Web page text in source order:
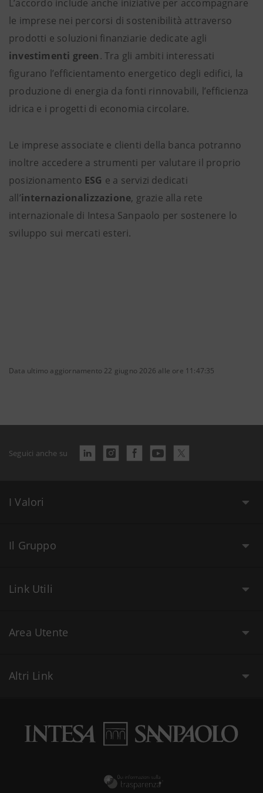
L’accordo include anche iniziative per accompagnare
le imprese nei percorsi di sostenibilità attraverso
prodotti e soluzioni finanziarie dedicate agli
investimenti green. Tra gli ambiti interessati
figurano l’efficientamento energetico degli edifici, la
produzione di energia da fonti rinnovabili, l’efficienza
idrica e i progetti di economia circolare.
Le imprese associate e clienti della banca potranno
inoltre accedere a strumenti per valutare il proprio
posizionamento ESG e a servizi dedicati
all’internazionalizzazione, grazie alla rete
internazionale di Intesa Sanpaolo per sostenere lo
sviluppo sui mercati esteri.
Data ultimo aggiornamento 22 giugno 2026 alle ore 11:47:35
Seguici anche su
I Valori
Il Gruppo
Link Utili
Area Utente
Altri Link